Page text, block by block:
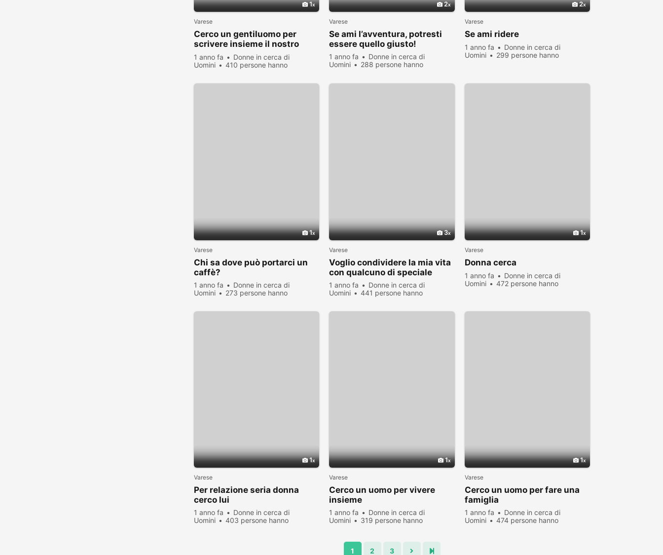
1
Varese
Cerco un gentiluomo per
scrivere insieme il nostro
futuro
1 anno fa
Donne in cerca di
Uomini
410 persone hanno
2
Varese
Se ami l’avventura, potresti
essere quello giusto!
1 anno fa
Donne in cerca di
Uomini
288 persone hanno
2
Varese
Se ami ridere
1 anno fa
Donne in cerca di
Uomini
299 persone hanno
1
Varese
Chi sa dove può portarci un
caffè?
1 anno fa
Donne in cerca di
Uomini
273 persone hanno
3
Varese
Voglio condividere la mia vita
con qualcuno di speciale
1 anno fa
Donne in cerca di
Uomini
441 persone hanno
1
Varese
Donna cerca
1 anno fa
Donne in cerca di
Uomini
472 persone hanno
1
Varese
Per relazione seria donna
cerco lui
1 anno fa
Donne in cerca di
Uomini
403 persone hanno
1
Varese
Cerco un uomo per vivere
insieme
1 anno fa
Donne in cerca di
Uomini
319 persone hanno
1
Varese
Cerco un uomo per fare una
famiglia
1 anno fa
Donne in cerca di
Uomini
474 persone hanno
1 2 3